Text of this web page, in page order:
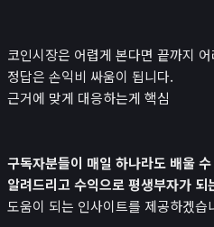
코인시장은 어렵게 본다면 끝까지
정답은 손익비 싸움이 됩니다.
근거에 맞게 대응하는게 핵심
구독자분들이 매일 하나라도 배울
알려드리고 수익으로 평생부자가 되
도움이 되는 인사이트를 제공하겠습